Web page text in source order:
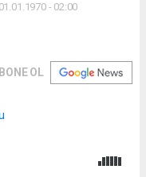
- 02:00
OL